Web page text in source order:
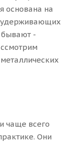
основана на
удерживающих
бывают -
чаще всего
Они